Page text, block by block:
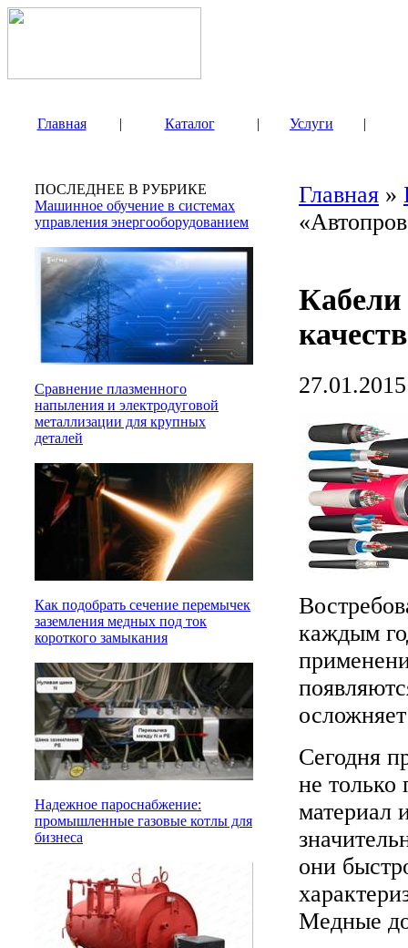
Главная | Каталог | Услуги |
ПОСЛЕДНЕЕ В РУБРИКЕ
Машинное обучение в системах
управления энергооборудованием
Сравнение плазменного
напыления и электродуговой
металлизации для крупных
деталей
Как подобрать сечение перемычек
заземления медных под ток
короткого замыкания
Надежное пароснабжение:
промышленные газовые котлы для
бизнеса
Главная »
Кабели
27.01.2015
каждым
Сегодня
не только
материал
они
Медные